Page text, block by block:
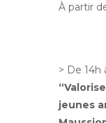
À partir
> De 14h
jeunes